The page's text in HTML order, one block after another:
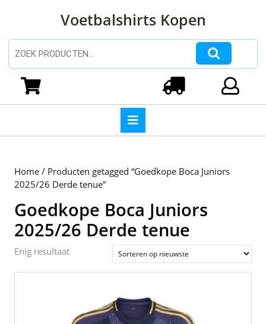
inhoud
Voetbalshirts Kopen
Zoeken naar:
Home / Producten getagged “Goedkope Boca Juniors
2025/26 Derde tenue”
Goedkope Boca Juniors
2025/26 Derde tenue
Enig resultaat